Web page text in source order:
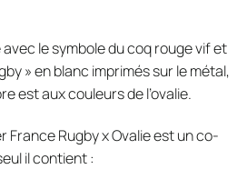
le symbole du coq rouge vif et
» en blanc imprimés sur le métal,
est aux couleurs de l’ovalie.
France Rugby x Ovalie est un co-
il contient :